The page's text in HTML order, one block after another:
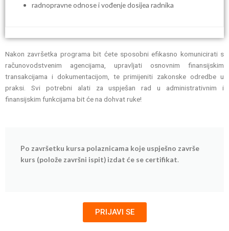
radnopravne odnose i vođenje dosijea radnika
Nakon završetka programa bit ćete sposobni efikasno komunicirati s
računovodstvenim agencijama, upravljati osnovnim finansijskim
transakcijama i dokumentacijom, te primijeniti zakonske odredbe u
praksi. Svi potrebni alati za uspješan rad u administrativnim i
finansijskim funkcijama bit će na dohvat ruke!
Po završetku kursa polaznicama koje uspješno završe
kurs (polože završni ispit) izdat će se certifikat.
PRIJAVI SE